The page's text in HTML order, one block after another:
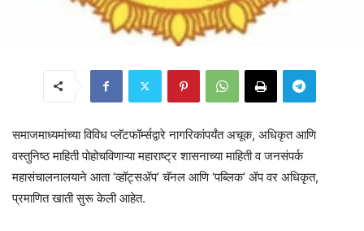
​समाजमाध्यमांच्या विविध प्लॅटफॉर्म्सद्वारे नागरिकांपर्यंत अचूक, अधिकृत आणि
वस्तुनिष्ठ माहिती पोहोचविणाऱ्या महाराष्ट्र शासनाच्या माहिती व जनसंपर्क
महासंचालनालयाने आता ‘व्हॉट्सॲप’ चॅनल आणि ‘पब्लिक’ ॲप वर अधिकृत,
प्रमाणित खाती सुरू केली आहेत.